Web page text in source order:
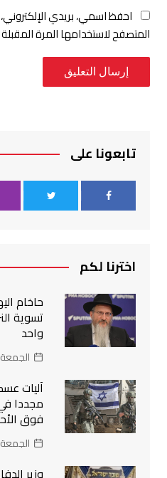
احفظ اسمي، بريدي
المتصفح لاستخدامها المرة
تابعونا على
اخترنا لكم
حاخام
تسوية
واحد
الجمعة, 7 أغسطس 2026,
آليات
مجددا
فوق
الجمعة, 7 أغسطس 2026,